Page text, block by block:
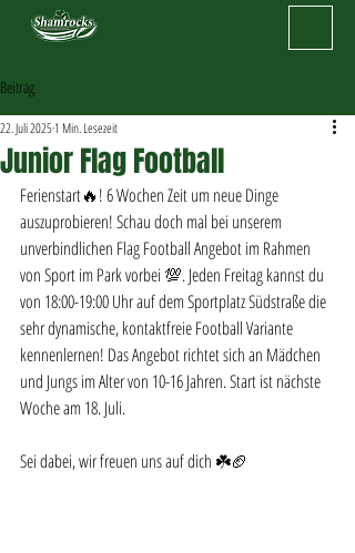
Beitrag
Junior Flag Football
22. Juli 20251 Min. Lesezeit
Ferienstart🔥! 6 Wochen Zeit um neue Dinge
auszuprobieren! Schau doch mal bei unserem
unverbindlichen Flag Football Angebot im Rahmen
von Sport im Park vorbei 💯. Jeden Freitag kannst du
von 18:00-19:00 Uhr auf dem Sportplatz Südstraße die
sehr dynamische, kontaktfreie Football Variante
kennenlernen! Das Angebot richtet sich an Mädchen
und Jungs im Alter von 10-16 Jahren. Start ist nächste
Woche am 18. Juli.
Sei dabei, wir freuen uns auf dich ☘️🏈